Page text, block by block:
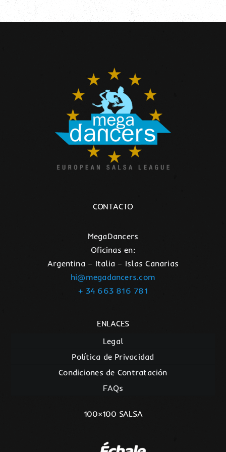
Contacto
CONTACTO
MegaDancers
Oficinas en:
Argentina – Italia – Islas Canarias
hi@megadancers.com
+ 34 663 816 781
ENLACES
Legal
Política de Privacidad
Condiciones de Contratación
FAQs
100×100 SALSA